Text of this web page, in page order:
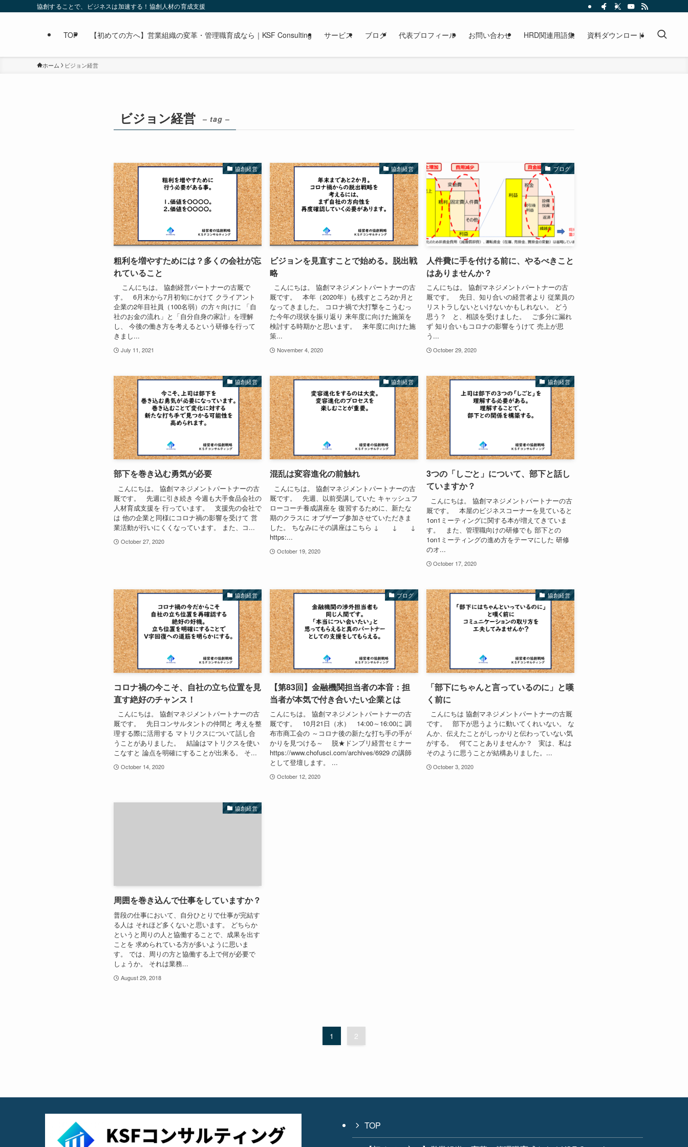
協創することで、ビジネスは加速する！協創人材の育成支援
TOP 【初めての方へ】営業組織の変革・管理職育成なら｜KSF Consulting サービス ブログ 代表プロフィール お問い合わせ HRD関連用語集 資料ダウンロード
ホーム ビジョン経営
ビジョン経営 – tag –
協創経営
粗利を増やすためには？多くの会社が忘
れていること
こんにちは。 協創経営パートナーの古厩で
す。 6月末から7月初旬にかけて クライアント
企業の2年目社員（100名弱）の方々向けに 「自
社のお金の流れ」と「自分自身の家計」を理解
し、 今後の働き方を考えるという研修を行って
きまし...
July 11, 2021
協創経営
ビジョンを見直すことで始める。脱出戦
略
こんにちは。 協創マネジメントパートナーの古
厩です。 本年（2020年）も残すところ2か月と
なってきました。 コロナ禍で大打撃をこうむっ
た今年の現状を振り返り 来年度に向けた施策を
検討する時期かと思います。 来年度に向けた施
策...
November 4, 2020
ブログ
人件費に手を付ける前に、やるべきこと
はありませんか？
こんにちは。 協創マネジメントパートナーの古
厩です。 先日、知り合いの経営者より 従業員の
リストラしないといけないかもしれない。 どう
思う？ と、相談を受けました。 ご多分に漏れ
ず 知り合いもコロナの影響をうけて 売上が思
う...
October 29, 2020
協創経営
部下を巻き込む勇気が必要
こんにちは。 協創マネジメントパートナーの古
厩です。 先週に引き続き 今週も大手食品会社の
人材育成支援を 行っています。 支援先の会社で
は 他の企業と同様にコロナ禍の影響を受けて 営
業活動が行いにくくなっています。 また、コ...
October 27, 2020
協創経営
混乱は変容進化の前触れ
こんにちは。 協創マネジメントパートナーの古
厩です。 先週、以前受講していた キャッシュフ
ローコーチ養成講座を 復習するために、新たな
期のクラスに オブザーブ参加させていただきま
した。 ちなみにその講座はこちら ↓ ↓ ↓
https:...
October 19, 2020
協創経営
3つの「しごと」について、部下と話し
ていますか？
こんにちは。 協創マネジメントパートナーの古
厩です。 本屋のビジネスコーナーを見ていると
1on1ミーティングに関する本が増えてきていま
す。 また、管理職向けの研修でも 部下との
1on1ミーティングの進め方をテーマにした 研修
のオ...
October 17, 2020
協創経営
コロナ禍の今こそ、自社の立ち位置を見
直す絶好のチャンス！
こんにちは。 協創マネジメントパートナーの古
厩です。 先日コンサルタントの仲間と 考えを整
理する際に活用する マトリクスについて話し合
うことがありました。 結論はマトリクスを使い
こなすと 論点を明確にすることが出来る。 そ...
October 14, 2020
ブログ
【第83回】金融機関担当者の本音：担
当者が本気で付き合いたい企業とは
こんにちは。 協創マネジメントパートナーの古
厩です。 10月21日（水） 14:00～16:00に 調
布市商工会の ～コロナ後の新たな打ち手の手が
かりを見つける～ 脱★ドンブリ経営セミナー
https://www.chofusci.com/archives/6929 の講師
として登壇します。 ...
October 12, 2020
協創経営
「部下にちゃんと言っているのに」と嘆
く前に
こんにちは 協創マネジメントパートナーの古厩
です。 部下が思うように動いてくれいない。 な
んか、伝えたことがしっかりと伝わっていない気
がする。 何てことありませんか？ 実は、私は
そのように思うことが結構ありました。...
October 3, 2020
協創経営
周囲を巻き込んで仕事をしていますか？
普段の仕事において、自分ひとりで仕事が完結す
る人は それほど多くないと思います。 どちらか
というと周りの人と協働することで、成果を出す
ことを 求められている方が多いように思いま
す。 では、周りの方と協働する上で何が必要で
しょうか。 それは業務...
August 29, 2018
1 2
TOP